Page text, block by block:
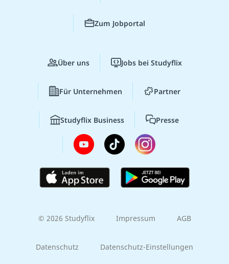
Zum Jobportal
Über uns Jobs bei Studyflix
Für Unternehmen Partner
Studyflix Business Presse
© 2026 Studyflix Impressum AGB
Datenschutz Datenschutz-Einstellungen